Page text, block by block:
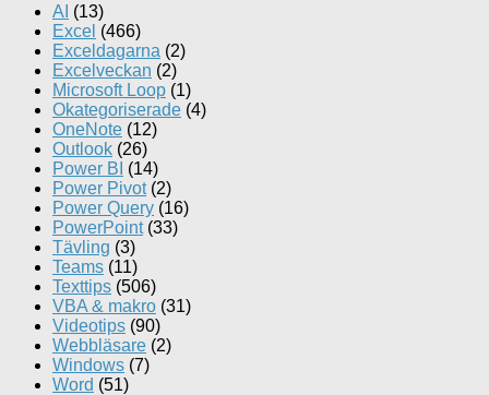
AI (13)
Excel (466)
Exceldagarna (2)
Excelveckan (2)
Microsoft Loop (1)
Okategoriserade (4)
OneNote (12)
Outlook (26)
Power BI (14)
Power Pivot(2)
Power Query (16)
PowerPoint(33)
Tävling (3)
Teams (11)
Texttips (506)
VBA & makro (31)
Videotips (90)
Webbläsare (2)
Windows (7)
Word (51)